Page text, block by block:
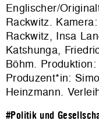
Englischer/
Rackwitz.
Rackwitz, Insa
Katshunga,
Böhm.
Produzent*in:
Heinzmann.
#Politik und